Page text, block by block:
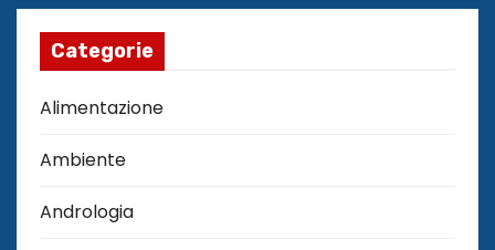
Categorie
Alimentazione
Ambiente
Andrologia